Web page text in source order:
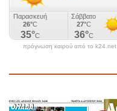
πρόγνωση καιρού από το k24.net